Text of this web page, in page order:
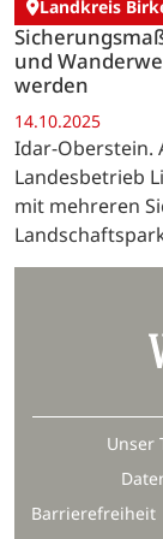
Landkreis
und
werden
14.10.2025
Idar-Oberstein.
Landesbetrieb
mit mehreren
Unser
Barrierefreiheit